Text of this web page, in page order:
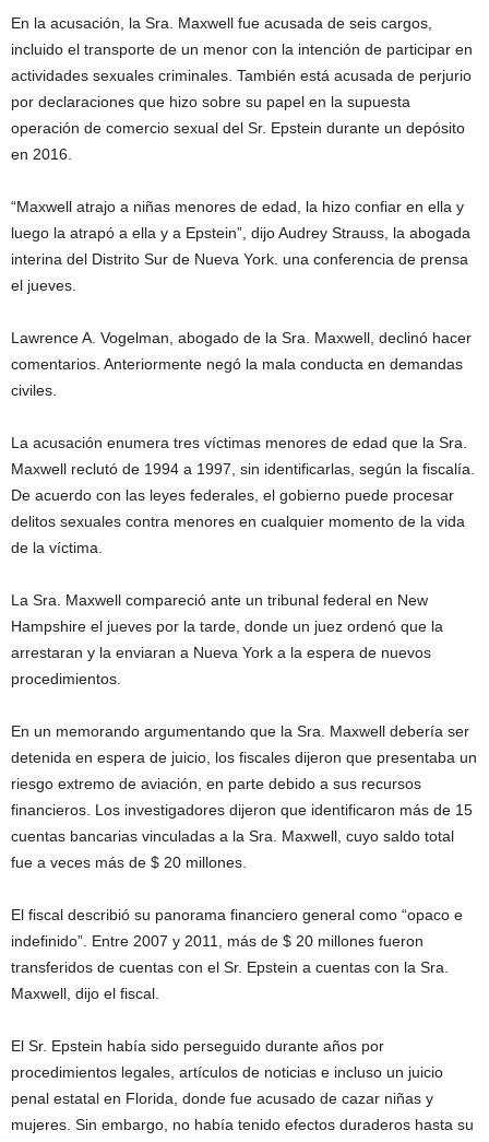
En la acusación, la Sra. Maxwell fue acusada de seis cargos,
incluido el transporte de un menor con la intención de participar en
actividades sexuales criminales. También está acusada de perjurio
por declaraciones que hizo sobre su papel en la supuesta
operación de comercio sexual del Sr. Epstein durante un depósito
en 2016.
“Maxwell atrajo a niñas menores de edad, la hizo confiar en ella y
luego la atrapó a ella y a Epstein”, dijo Audrey Strauss, la abogada
interina del Distrito Sur de Nueva York. una conferencia de prensa
el jueves.
Lawrence A. Vogelman, abogado de la Sra. Maxwell, declinó hacer
comentarios. Anteriormente negó la mala conducta en demandas
civiles.
La acusación enumera tres víctimas menores de edad que la Sra.
Maxwell reclutó de 1994 a 1997, sin identificarlas, según la fiscalía.
De acuerdo con las leyes federales, el gobierno puede procesar
delitos sexuales contra menores en cualquier momento de la vida
de la víctima.
La Sra. Maxwell compareció ante un tribunal federal en New
Hampshire el jueves por la tarde, donde un juez ordenó que la
arrestaran y la enviaran a Nueva York a la espera de nuevos
procedimientos.
En un memorando argumentando que la Sra. Maxwell debería ser
detenida en espera de juicio, los fiscales dijeron que presentaba un
riesgo extremo de aviación, en parte debido a sus recursos
financieros. Los investigadores dijeron que identificaron más de 15
cuentas bancarias vinculadas a la Sra. Maxwell, cuyo saldo total
fue a veces más de $ 20 millones.
El fiscal describió su panorama financiero general como “opaco e
indefinido”. Entre 2007 y 2011, más de $ 20 millones fueron
transferidos de cuentas con el Sr. Epstein a cuentas con la Sra.
Maxwell, dijo el fiscal.
El Sr. Epstein había sido perseguido durante años por
procedimientos legales, artículos de noticias e incluso un juicio
penal estatal en Florida, donde fue acusado de cazar niñas y
mujeres. Sin embargo, no había tenido efectos duraderos hasta su